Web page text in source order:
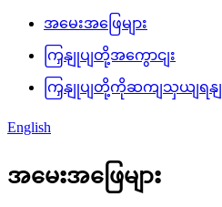
အမေးအဖြေများ
ကြှနျုပျတို့အကွောငျး
ကြှနျုပျတို့ကိုဆကျသှယျရနျ
English
အမေးအဖြေများ